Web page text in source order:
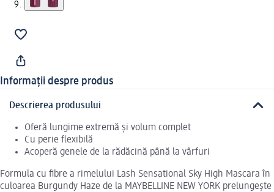
Informații despre produs
Descrierea produsului
Oferă lungime extremă și volum complet
Cu perie flexibilă
Acoperă genele de la rădăcină până la vârfuri
Formula cu fibre a rimelului Lash Sensational Sky High Mascara în
culoarea Burgundy Haze de la MAYBELLINE NEW YORK prelungește